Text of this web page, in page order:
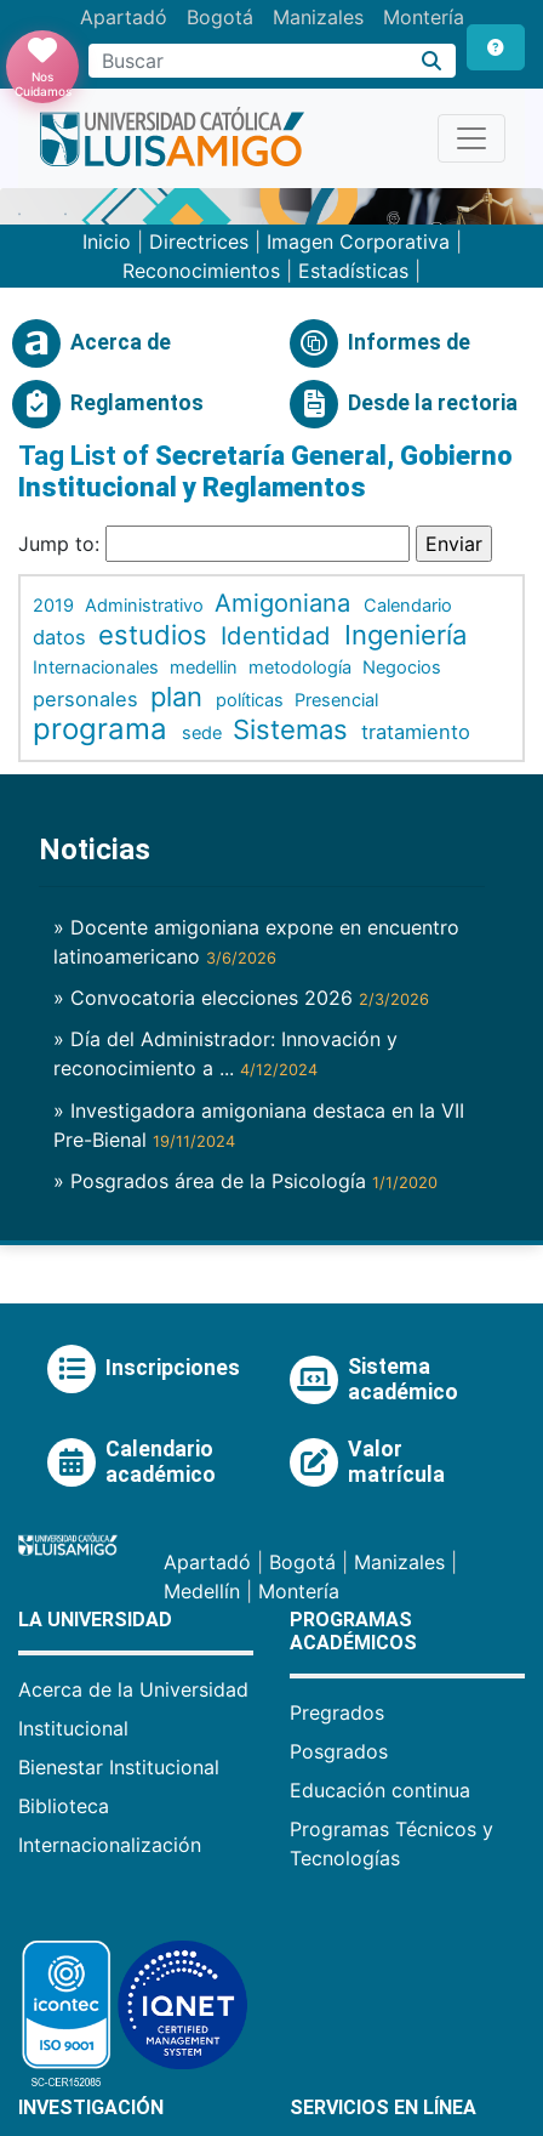
Apartadó Bogotá Manizales Montería
Buscar
Nos
Cuidamos
Inicio Directrices| Imagen Corporativa
Reconocimientos
Estadísticas
Acerca de Informes de
Reglamentos Desde la rectoria
Tag List of Secretaría General, Gobierno
Institucional y Reglamentos
Jump to:
2019 Administrativo Amigoniana Calendario
datos estudios Identidad Ingeniería
Internacionales medellin metodología Negocios
personales plan políticas Presencial
programa sede Sistemas tratamiento
Noticias
» Docente amigoniana expone en encuentro
latinoamericano 3/6/2026
» Convocatoria elecciones 2026 2/3/2026
» Día del Administrador: Innovación y
reconocimiento a ... 4/12/2024
» Investigadora amigoniana destaca en la VII
Pre-Bienal 19/11/2024
» Posgrados área de la Psicología 1/1/2020
Inscripciones
Sistema
académico
Calendario
académico
Valor
matrícula
Apartadó Bogotá Manizales
Medellín
Montería
LA UNIVERSIDAD
Acerca de la Universidad
Institucional
Bienestar Institucional
Biblioteca
Internacionalización
PROGRAMAS
ACADÉMICOS
Pregrados
Posgrados
Educación continua
Programas Técnicos y
Tecnologías
INVESTIGACIÓN SERVICIOS EN LÍNEA